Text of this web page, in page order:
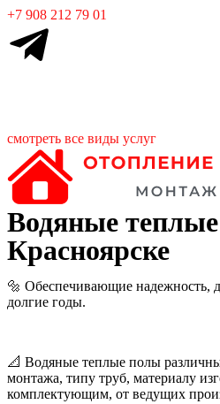
+7 908 212 79 01
смотреть все виды услуг
Водяные
Красноярске
🔩 Обеспечивающие надежность,
долгие годы.
📐 Водяные теплые полы
монтажа, типу труб, материалу
комплектующим, от ведущих